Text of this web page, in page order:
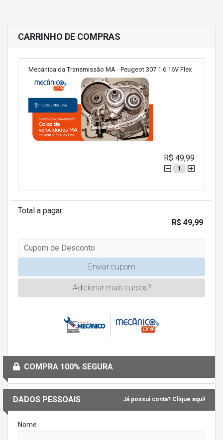
DADOS PESSOAIS Já possui conta? Clique aqui!
Nome
CARRINHO DE COMPRAS
Mecânica da Transmissão MA - Peugeot 307 1.6 16V Flex
R$ 49,99
1
Total a pagar
R$ 49,99
Enviar cupom
Adicionar mais cursos?
COMPRA 100% SEGURA